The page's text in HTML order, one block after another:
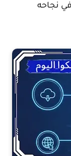
نجاحه